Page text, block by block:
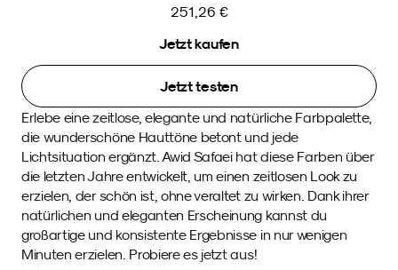
251,26 €
Jetzt kaufen
Jetzt testen
Erlebe eine zeitlose, elegante und natürliche Farbpalette,
die wunderschöne Hauttöne betont und jede
Lichtsituation ergänzt. Awid Safaei hat diese Farben über
die letzten Jahre entwickelt, um einen zeitlosen Look zu
erzielen, der schön ist, ohne veraltet zu wirken. Dank ihrer
natürlichen und eleganten Erscheinung kannst du
großartige und konsistente Ergebnisse in nur wenigen
Minuten erzielen. Probiere es jetzt aus!